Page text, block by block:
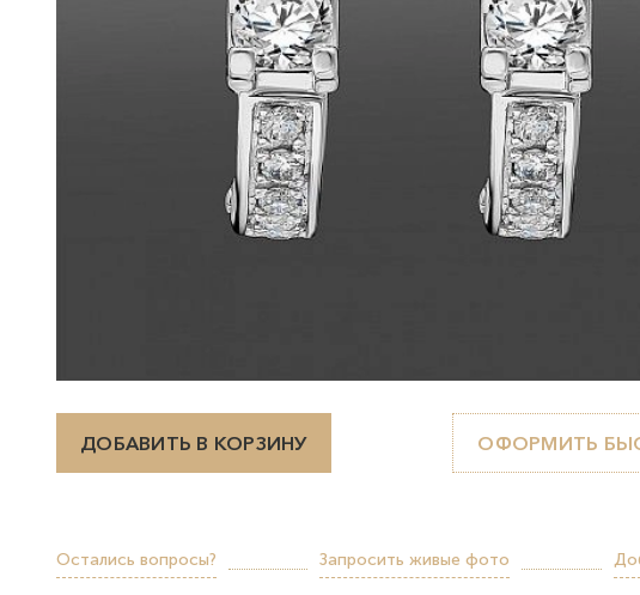
ДОБАВИТЬ В КОРЗИНУ ОФОРМИТЬ
Остались вопросы? Запросить живые фото